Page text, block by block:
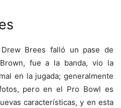
Brees falló un pase de
fue a la banda, vio la
en la jugada; generalmente
pero en el Pro Bowl es
características, y en esta